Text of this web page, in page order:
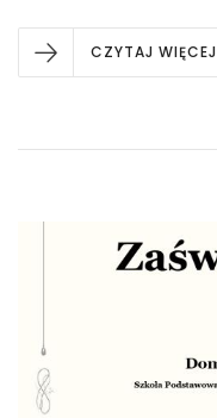
CZYTAJ WIĘCEJ